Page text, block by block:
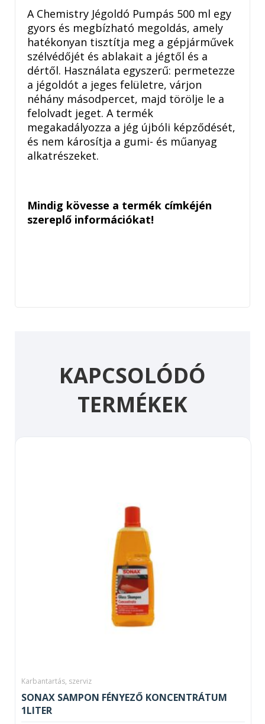
A Chemistry Jégoldó Pumpás 500 ml egy
gyors és megbízható megoldás, amely
hatékonyan tisztítja meg a gépjárművek
szélvédőjét és ablakait a jégtől és a
dértől. Használata egyszerű: permetezze
a jégoldót a jeges felületre, várjon
néhány másodpercet, majd törölje le a
felolvadt jeget. A termék
megakadályozza a jég újbóli képződését,
és nem károsítja a gumi- és műanyag
alkatrészeket.
Mindig kövesse a termék címkéjén
szereplő információkat!
KAPCSOLÓDÓ
TERMÉKEK
Karbantartás, szerviz
SONAX SAMPON FÉNYEZŐ KONCENTRÁTUM
1LITER